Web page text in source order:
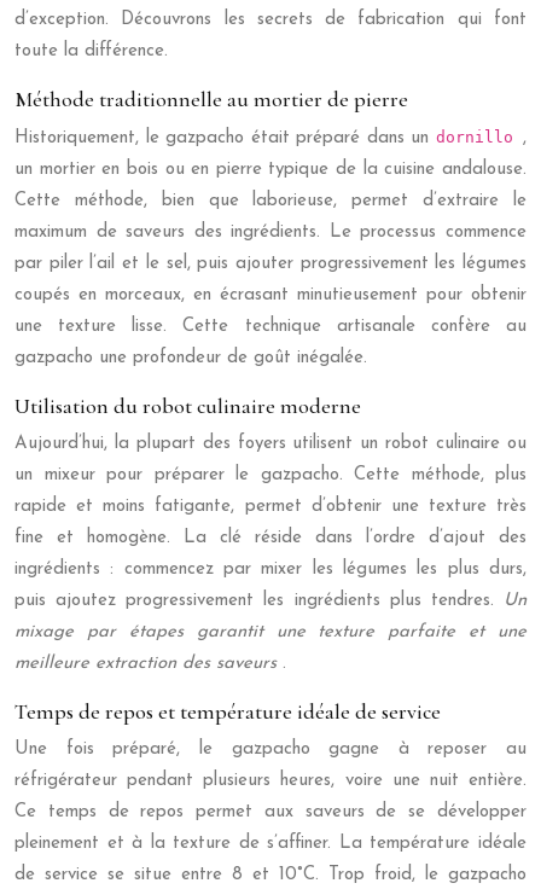
d’exception. Découvrons les secrets de fabrication qui font
toute la différence.
Méthode traditionnelle au mortier de pierre
Historiquement, le gazpacho était préparé dans un dornillo ,
un mortier en bois ou en pierre typique de la cuisine andalouse.
Cette méthode, bien que laborieuse, permet d’extraire le
maximum de saveurs des ingrédients. Le processus commence
par piler l’ail et le sel, puis ajouter progressivement les légumes
coupés en morceaux, en écrasant minutieusement pour obtenir
une texture lisse. Cette technique artisanale confère au
gazpacho une profondeur de goût inégalée.
Utilisation du robot culinaire moderne
Aujourd’hui, la plupart des foyers utilisent un robot culinaire ou
un mixeur pour préparer le gazpacho. Cette méthode, plus
rapide et moins fatigante, permet d’obtenir une texture très
fine et homogène. La clé réside dans l’ordre d’ajout des
ingrédients : commencez par mixer les légumes les plus durs,
puis ajoutez progressivement les ingrédients plus tendres.
Un
mixage par étapes garantit une texture parfaite et une
meilleure extraction des saveurs .
Temps de repos et température idéale de service
Une fois préparé, le gazpacho gagne à reposer au
réfrigérateur pendant plusieurs heures, voire une nuit entière.
Ce temps de repos permet aux saveurs de se développer
pleinement et à la texture de s’affiner. La température idéale
de service se situe entre 8 et 10°C. Trop froid, le gazpacho